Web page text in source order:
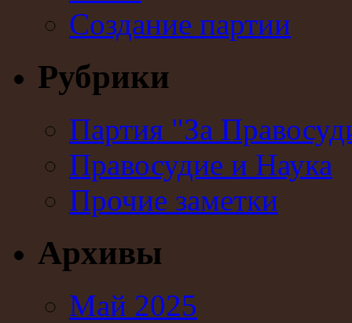
Создание партии
Рубрики
Партия "За
Правосудие и Наука
Прочие заметки
Архивы
Май 2025